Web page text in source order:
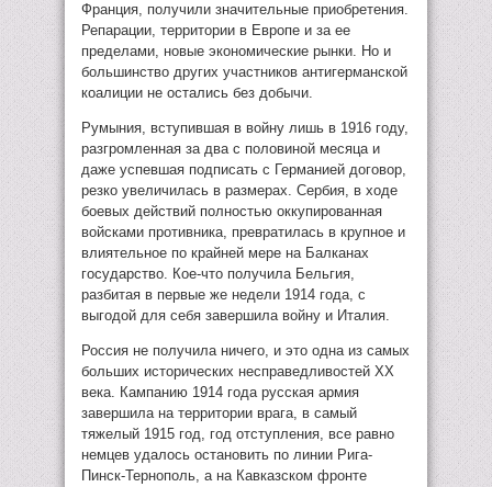
Франция, получили значительные приобретения.
Репарации, территории в Европе и за ее
пределами, новые экономические рынки. Но и
большинство других участников антигерманской
коалиции не остались без добычи.
Румыния, вступившая в войну лишь в 1916 году,
разгромленная за два с половиной месяца и
даже успевшая подписать с Германией договор,
резко увеличилась в размерах. Сербия, в ходе
боевых действий полностью оккупированная
войсками противника, превратилась в крупное и
влиятельное по крайней мере на Балканах
государство. Кое-что получила Бельгия,
разбитая в первые же недели 1914 года, с
выгодой для себя завершила войну и Италия.
Россия не получила ничего, и это одна из самых
больших исторических несправедливостей XX
века. Кампанию 1914 года русская армия
завершила на территории врага, в самый
тяжелый 1915 год, год отступления, все равно
немцев удалось остановить по линии Рига-
Пинск-Тернополь, а на Кавказском фронте